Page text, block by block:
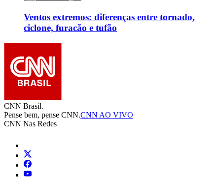
Ventos extremos: diferenças entre tornado,
ciclone, furacão e tufão
CNN Brasil.
Pense bem, pense CNN.CNN AO VIVO
CNN Nas Redes